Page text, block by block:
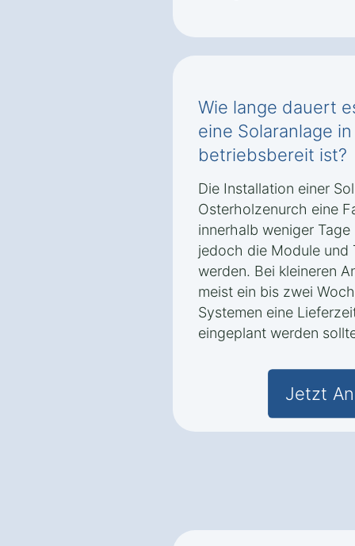
Wie lange dauert
eine Solaranlage
betriebsbereit ist?
Die Installation einer
Osterholzenurch eine
innerhalb weniger
jedoch die Module und
werden. Bei kleineren
meist ein bis zwei
Systemen eine
eingeplant werden
Jetzt